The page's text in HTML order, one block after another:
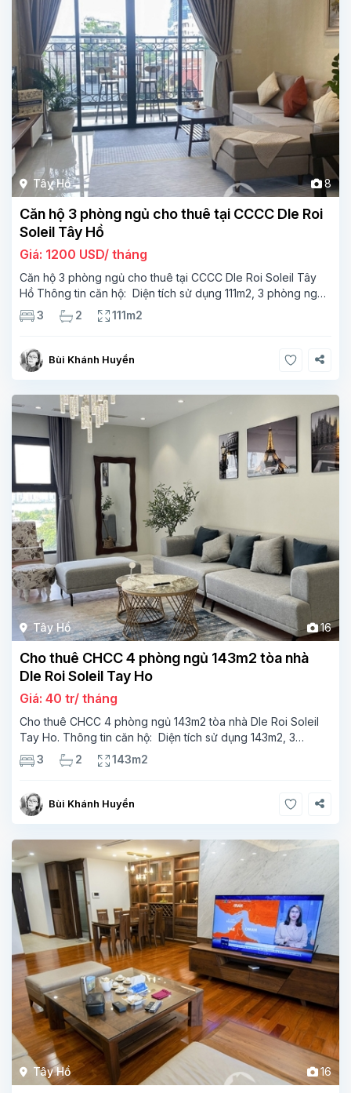
Tây Hồ 8
Căn hộ 3 phòng ngủ cho thuê tại CCCC Dle Roi
Soleil Tây Hồ
Giá: 1200 USD/ tháng
Căn hộ 3 phòng ngủ cho thuê tại CCCC Dle Roi Soleil Tây
Hồ Thông tin căn hộ: Diện tích sử dụng 111m2, 3 phòng ngủ,
2 phòng tắm, phòng khách, phòng bếp, ban công. Tầng
trung, nhiều ánh sáng Thiết kế nội thất
3 2 111m2
Bùi Khánh Huyền
Tây Hồ 16
Cho thuê CHCC 4 phòng ngủ 143m2 tòa nhà
Dle Roi Soleil Tay Ho
Giá: 40 tr/ tháng
Cho thuê CHCC 4 phòng ngủ 143m2 tòa nhà Dle Roi Soleil
Tay Ho. Thông tin căn hộ: Diện tích sử dụng 143m2, 3
phòng ngủ, 2 phòng tắm, phòng khách, phòng bếp, ban
công. Tầng trung, nhiều ánh sáng Thiết kế nội thất
3 2 143m2
Bùi Khánh Huyền
Tây Hồ 16